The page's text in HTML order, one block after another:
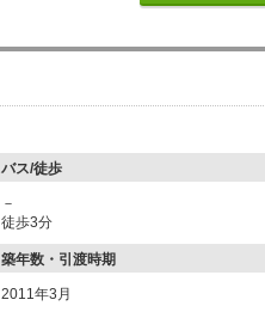
バス/徒歩
－
徒歩3分
築年数・引渡時期
2011年3月